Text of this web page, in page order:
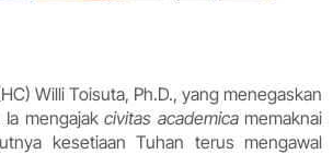
Willi Toisuta, Ph.D., yang menegaskan
Ia mengajakcivitas academicamemaknai
kesetiaan Tuhan terus mengawal